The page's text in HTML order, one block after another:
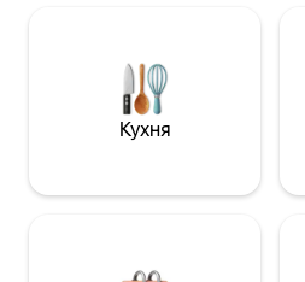
между полунощ и 8 ЧАСА
НЕ е възможно. Магазин Багаж :
апартамента е 180 см на 200 см.
свържете с мен за
Кухня